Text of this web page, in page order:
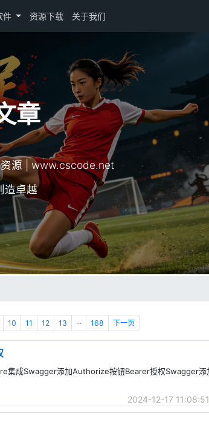
件 资源下载 关于我们
章
源 | www.cscode.net
造卓越
10 11 12 13 ··· 168 下一页
集成Swagger添加Authorize按钮Bearer授权Swagger添
2024-12-17 11:08:51